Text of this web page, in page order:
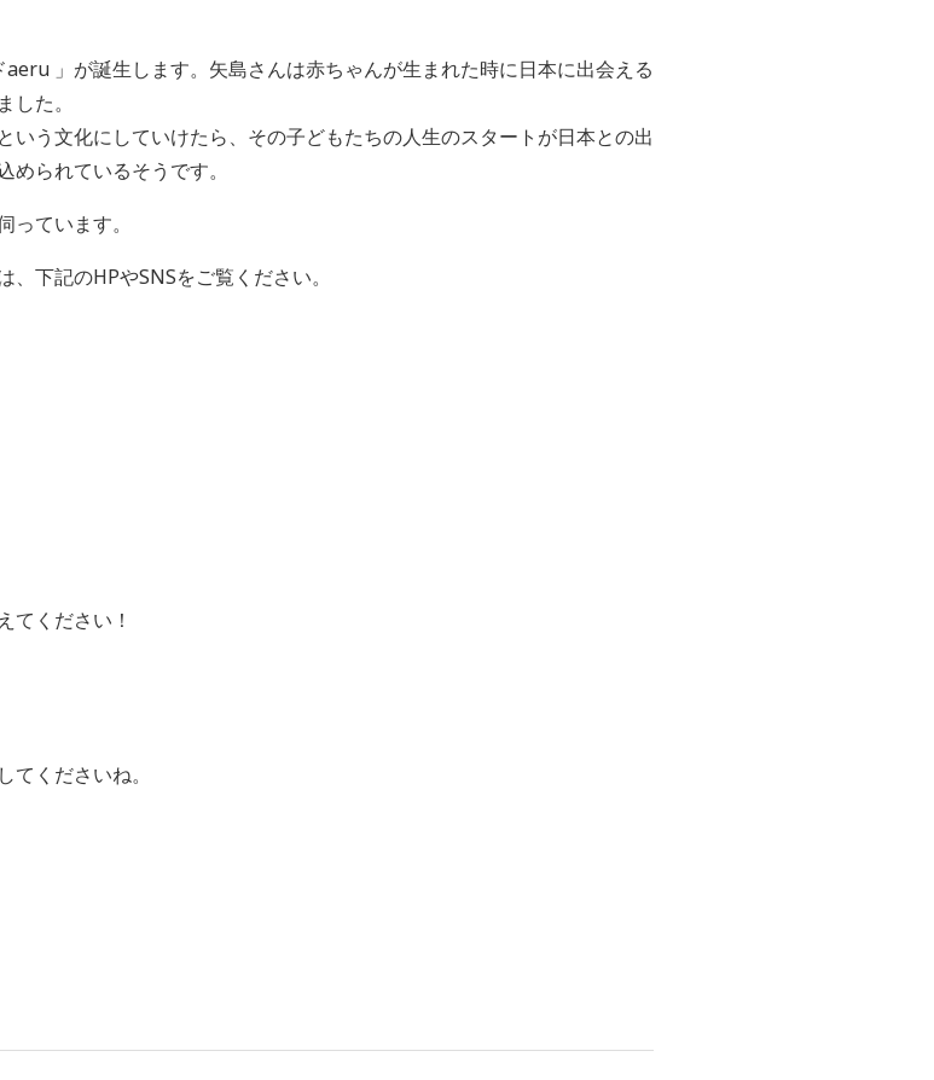
」が誕生します。矢島さんは赤ちゃんが生まれた時に日本に出会える
た。
いう文化にしていけたら、その子どもたちの人生のスタートが日本との出
られているそうです。
ています。
下記のHPやSNSをご覧ください。
てください！
くださいね。